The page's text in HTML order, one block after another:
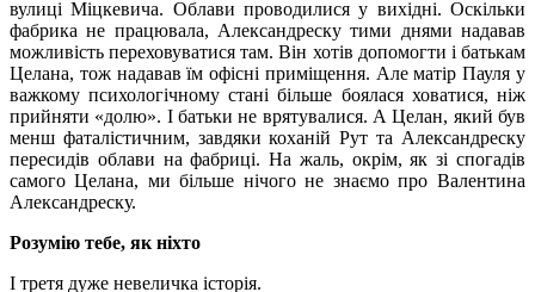
вулиці Міцкевича. Облави проводилися у вихідні. Оскільки
фабрика не працювала, Александреску тими днями надавав
можливість переховуватися там. Він хотів допомогти і батькам
Целана, тож надавав їм офісні приміщення. Але матір Пауля у
важкому психологічному стані більше боялася ховатися, ніж
прийняти «долю». І батьки не врятувалися. А Целан, який був
менш фаталістичним, завдяки коханій Рут та Александреску
пересидів облави на фабриці. На жаль, окрім, як зі спогадів
самого Целана, ми більше нічого не знаємо про Валентина
Александреску.
Розумію тебе, як ніхто
І третя дуже невеличка історія.